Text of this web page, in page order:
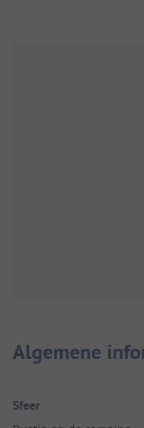
Algemene
Sfeer